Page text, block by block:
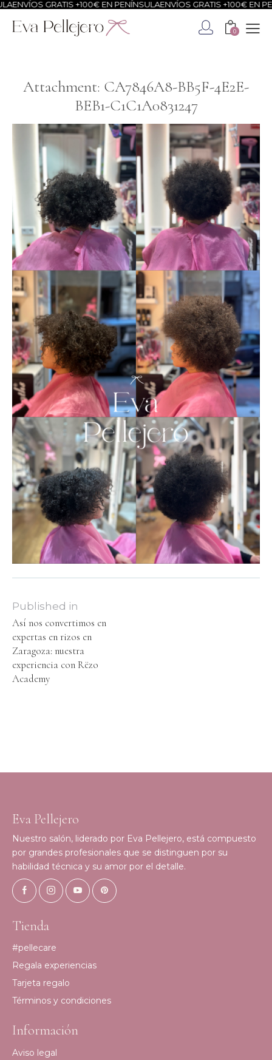
ENVÍOS GRATIS +100€ EN PENÍNSULAENVÍOS GRATIS +100€ EN
0
Attachment: CA7846A8-BB5F-4E2E-
BEB1-C1C1A0831247
Published in
Así nos convertimos en
expertas en rizos en
Zaragoza: nuestra
experiencia con Rëzo
Academy
Eva Pellejero
Nuestro salón, liderado por Eva Pellejero, está compuesto
por grandes profesionales que se distinguen por su
habilidad técnica y su amor por el detalle.
Tienda
#pellecare
Regala experiencias
Tarjeta regalo
Términos y condiciones
Información
Aviso legal